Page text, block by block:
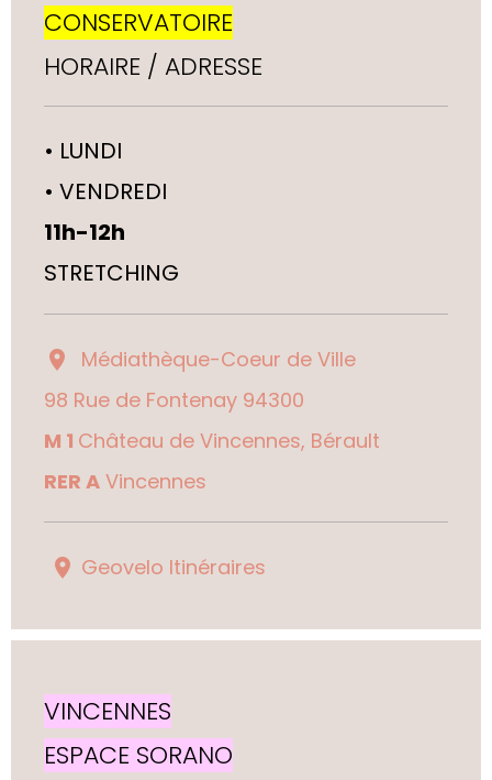
CONSERVATOIRE
HORAIRE / ADRESSE
• LUNDI
• VENDREDI
11h-12h
STRETCHING
Médiathèque-Coeur de Ville
98 Rue de Fontenay 94300
M 1 Château de Vincennes, Bérault
RER A Vincennes
Geovelo Itinéraires
VINCENNES
ESPACE SORANO